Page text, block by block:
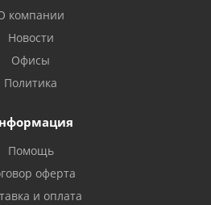
компании
Новости
Офисы
Политика
Помощь
оферта
и оплата